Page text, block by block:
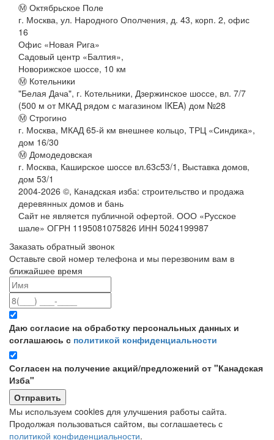
Ⓜ Октябрьское Поле
г. Москва, ул. Народного Ополчения, д. 43, корп. 2, офис
16
Офис «Новая Рига»
Садовый центр «Балтия»,
Новорижское шоссе, 10 км
Ⓜ Котельники
"Белая Дача", г. Котельники, Дзержинское шоссе, вл. 7/7
(500 м от МКАД рядом с магазином IKEA) дом №28
Ⓜ Строгино
г. Москва, МКАД 65-й км внешнее кольцо, ТРЦ «Синдика»,
дом 16/30
Ⓜ Домодедовская
г. Москва, Каширское шоссе вл.63с53/1, Выставка домов,
дом 53/1
2004-2026 ©, Канадская изба: строительство и продажа
деревянных домов и бань
Сайт не является публичной офертой. ООО «Русское
шале» ОГРН 1195081075826 ИНН 5024199987
Заказать обратный звонок
Оставьте свой номер телефона и мы перезвоним вам в
ближайшее время
Даю согласие на обработку персональных данных и
соглашаюсь с политикой конфиденциальности
Согласен на получение акций/предложений от "Канадская
Изба"
Мы используем cookies для улучшения работы сайта.
Продолжая пользоваться сайтом, вы соглашаетесь с
политикой конфиденциальности.